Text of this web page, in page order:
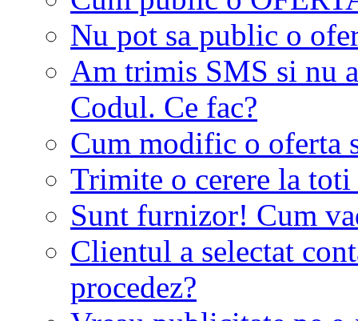
Nu pot sa public o
Am trimis SMS si nu
Codul. Ce fac?
Cum modific o oferta
Trimite o cerere la
Sunt furnizor! Cum
Clientul a selectat
procedez?